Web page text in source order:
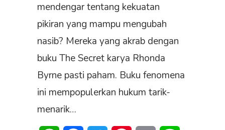
mendengar tentang kekuatan
pikiran yang mampu mengubah
nasib? Mereka yang akrab dengan
buku The Secret karya Rhonda
Byrne pasti paham. Buku fenomena
ini mempopulerkan hukum tarik-
menarik…